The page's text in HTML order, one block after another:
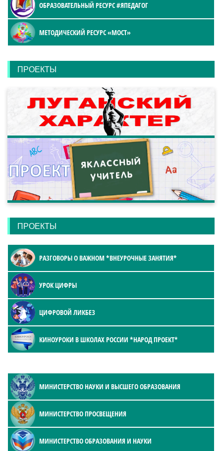
ОБРАЗОВАТЕЛЬНЫЙ РЕСУРС #ЯПЕДАГОГ
МЕТОДИЧЕСКИЙ РЕСУРС «МОСТ»
ПРОЕКТЫ
ПРОЕКТЫ
РАЗГОВОРЫ О ВАЖНОМ *ВНЕУРОЧНЫЕ ЗАНЯТИЯ*
УРОК ЦИФРЫ
ЦИФРОВОЙ ЛИКБЕЗ
КИНОУРОКИ В ШКОЛАХ РОССИИ *НАРОД ПРОЕКТ*
МИНИСТЕРСТВО НАУКИ И ВЫСШЕГО ОБРАЗОВАНИЯ
МИНИСТЕРСТВО ПРОСВЕЩЕНИЯ
МИНИСТЕРСТВО ОБРАЗОВАНИЯ И НАУКИ